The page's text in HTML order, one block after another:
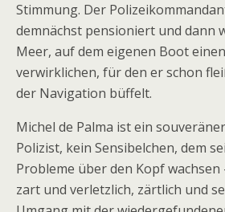
Stimmung. Der
demnächst pensioniert und dann
Meer, auf dem eigenen Boot
verwirklichen, für den er schon
der Navigation büffelt.
Michel de Palma ist ein
Polizist, kein Sensibelchen, dem
Probleme über den Kopf
zart und verletzlich, zärtlich und